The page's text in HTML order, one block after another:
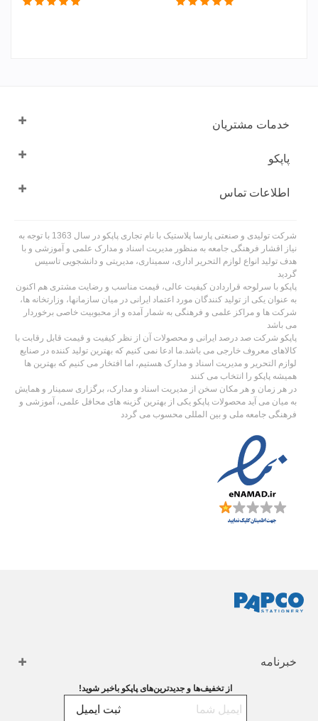
خدمات مشتریان
پاپکو
اطلاعات تماس
شرکت تولیدی و صنعتی پارسا پلاستیک با نام تجاری پاپکو در سال 1363 با توجه به
نیاز اقشار فرهنگی جامعه به منظور مدیریت اسناد و مدارک علمی و آموزشی و با
هدف تولید انواع لوازم التحریر اداری، سمیناری، مدیریتی و دانشجویی تاسیس
گردید
پاپکو با سرلوحه قراردادن کیفیت عالی، قیمت مناسب و رضایت مشتری هم اکنون
به عنوان یکی از تولید کنندگان مورد اعتماد ایرانی در میان سازمانها، وزارتخانه ها،
شرکت ها و مراکز علمی و فرهنگی به شمار آمده و از محبوبیت خاصی برخوردار
می باشد
پاپکو شرکت صد درصد ایرانی و محصولات آن از نظر کیفیت و قیمت قابل رقابت با
کالاهای معروف خارجی می باشد.ما ادعا نمی کنیم که بهترین تولید کننده در صنایع
لوازم التحریر و مدیریت اسناد و مدارک هستیم، اما افتخار می کنیم که بهترین ها
همیشه پاپکو را انتخاب می کنند
در هر زمان و هر مکان سخن از مدیریت اسناد و مدارک، برگزاری سمینار و همایش
به میان می آید محصولات پاپکو یکی از بهترین گزینه های محافل علمی، آموزشی و
فرهنگی جامعه ملی و بین المللی محسوب می گردد
خبرنامه
از تخفیف‌ها و جدیدترین‌های پاپکو باخبر شوید!
ثبت ایمیل